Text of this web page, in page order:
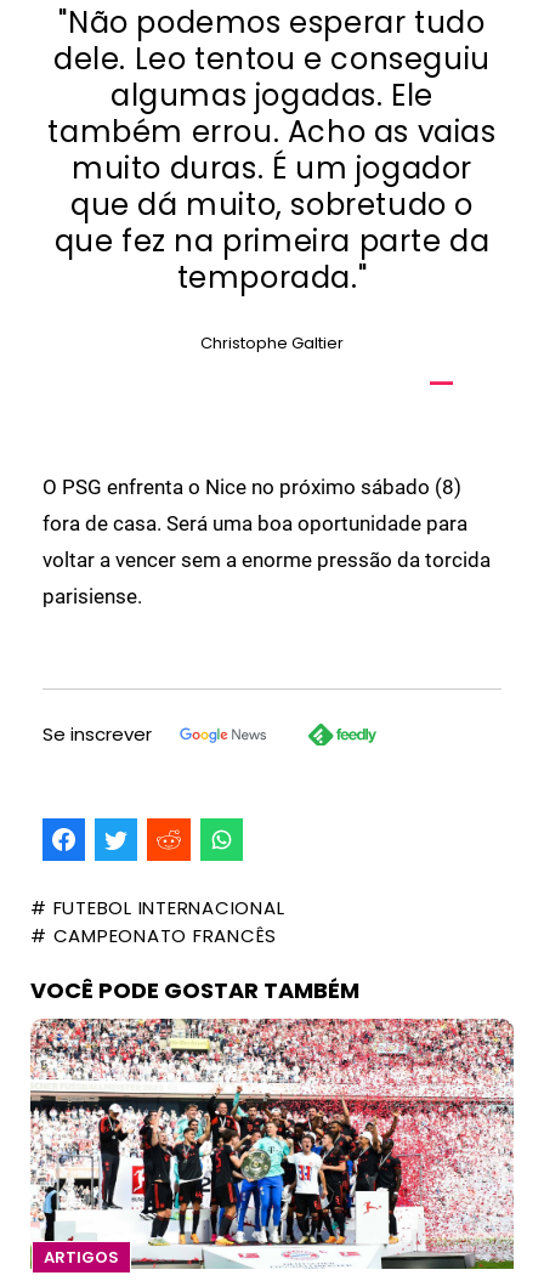
"Não podemos esperar tudo
dele. Leo tentou e conseguiu
algumas jogadas. Ele
também errou. Acho as vaias
muito duras. É um jogador
que dá muito, sobretudo o
que fez na primeira parte da
temporada."
Christophe Galtier
O PSG enfrenta o Nice no próximo sábado (8)
fora de casa. Será uma boa oportunidade para
voltar a vencer sem a enorme pressão da torcida
parisiense.
Se inscrever
# FUTEBOL INTERNACIONAL
# CAMPEONATO FRANCÊS
VOCÊ PODE GOSTAR TAMBÉM
ARTIGOS